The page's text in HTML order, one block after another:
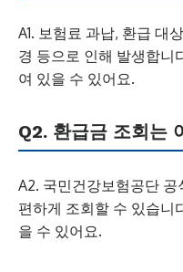
A1. 보험료 과납, 환급 대
경 등으로 인해 발생합니
여 있을 수 있어요.
Q2. 환급금 조회는
A2. 국민건강보험공단
편하게 조회할 수 있습니
을 수 있어요.